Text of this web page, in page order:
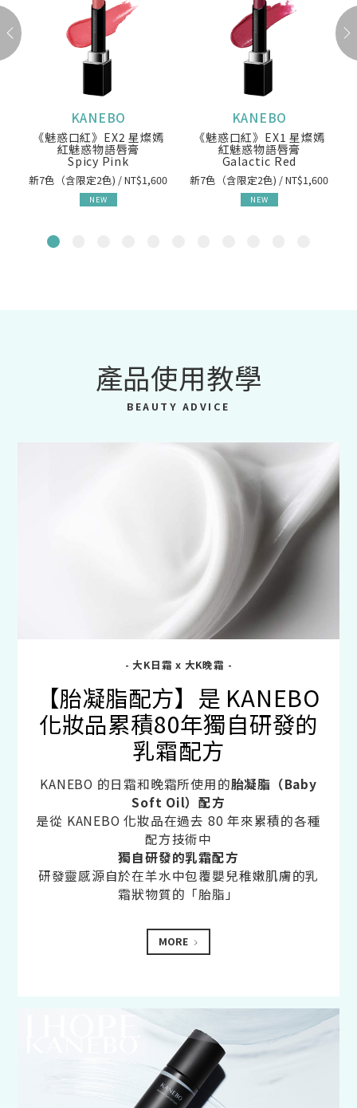
KANEBO
《魅惑口紅》EX2 星燦嫣
紅魅惑物語唇膏
Spicy Pink
新7色（含限定2色) / NT$1,600
NEW
KANEBO
《魅惑口紅》EX1 星燦嫣
紅魅惑物語唇膏
Galactic Red
新7色（含限定2色) / NT$1,600
NEW
產品使用教學
BEAUTY ADVICE
- 大K日霜 x 大K晚霜 -
【胎凝脂配方】是 KANEBO
化妝品累積80年獨自研發的
乳霜配方
KANEBO 的日霜和晚霜所使用的胎凝脂（Baby
Soft Oil）配方
是從 KANEBO 化妝品在過去 80 年來累積的各種
配方技術中
獨自研發的乳霜配方
研發靈感源自於在羊水中包覆嬰兒稚嫩肌膚的乳
霜狀物質的「胎脂」
MORE